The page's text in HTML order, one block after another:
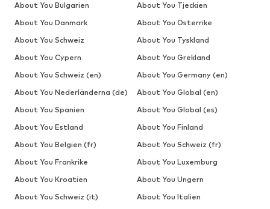
About You Bulgarien
About You Tjeckien
About You Danmark
About You Österrike
About You Schweiz
About You Tyskland
About You Cypern
About You Grekland
About You Schweiz (en)
About You Germany (en)
About You Nederländerna (de)
About You Global (en)
About You Spanien
About You Global (es)
About You Estland
About You Finland
About You Belgien (fr)
About You Schweiz (fr)
About You Frankrike
About You Luxemburg
About You Kroatien
About You Ungern
About You Schweiz (it)
About You Italien